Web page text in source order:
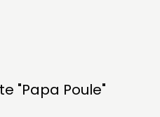
"Papa Poule"